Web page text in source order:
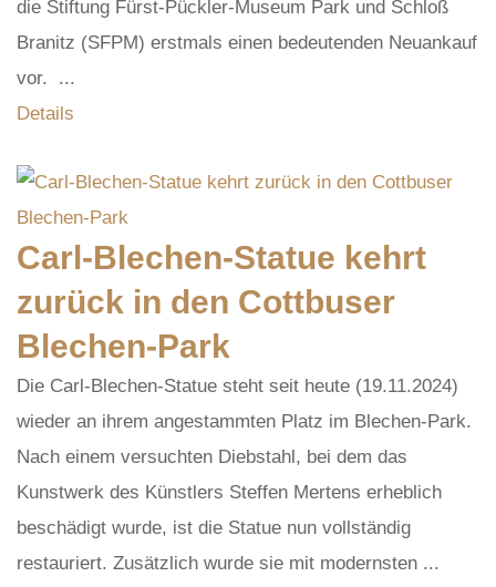
die Stiftung Fürst-Pückler-Museum Park und Schloß
Branitz (SFPM) erstmals einen bedeutenden Neuankauf
vor. ...
Details
Carl-Blechen-Statue kehrt
zurück in den Cottbuser
Blechen-Park
Die Carl-Blechen-Statue steht seit heute (19.11.2024)
wieder an ihrem angestammten Platz im Blechen-Park.
Nach einem versuchten Diebstahl, bei dem das
Kunstwerk des Künstlers Steffen Mertens erheblich
beschädigt wurde, ist die Statue nun vollständig
restauriert. Zusätzlich wurde sie mit modernsten ...